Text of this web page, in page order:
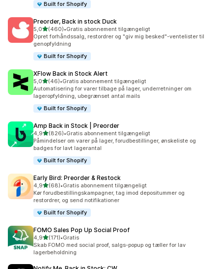
Built for Shopify
Preorder, Back in stock Duck
5,0ud af 5 stjerner
(460)
460 anmeldelser i alt
•Gratis abonnement tilgængeligt
Opret forhåndssalg, restordrer og "giv mig besked"-ventelister til
genopfyldning
Built for Shopify
XFlow Back in Stock Alert
5,0ud af 5 stjerner
(46)
46 anmeldelser i alt
•Gratis abonnement tilgængeligt
Automatisering for varer tilbage på lager, underretninger om
lageropfyldning, ubegrænset antal mails
Built for Shopify
Amp Back in Stock | Preorder
4,9ud af 5 stjerner
(826)
826 anmeldelser i alt
•Gratis abonnement tilgængeligt
Påmindelser om varer på lager, forudbestillinger, ønskeliste og
badges for lavt lagerantal
Built for Shopify
Early Bird: Preorder & Restock
4,9ud af 5 stjerner
(68)
68 anmeldelser i alt
•Gratis abonnement tilgængeligt
Kør forudbestillingskampagner, tag imod depositummer og
restordrer, og send notifikationer
Built for Shopify
FOMO Sales Pop Up Social Proof
4,9ud af 5 stjerner
(171)
171 anmeldelser i alt
•Gratis
Skab FOMO med social proof, salgs-popup og tæller for lav
lagerbeholdning